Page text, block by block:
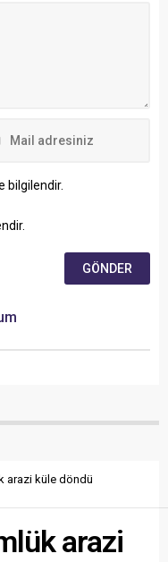
bilgilendir.
arazi küle döndü
arazi